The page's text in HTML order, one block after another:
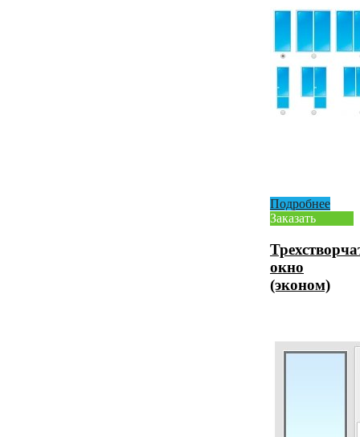
Подробнее
Заказать
окно
(эконом)